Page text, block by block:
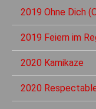
2019 Ohne Dich
2019 Feiern im
2020 Kamikaze
2020